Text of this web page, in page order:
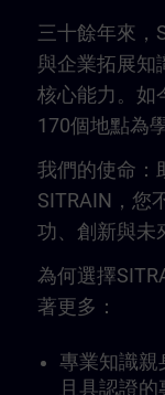
三十餘年來，
與企業拓展知
核心能力。如
170個地點為
我們的使命：
SITRAIN，您
功、創新與未
為何選擇
著更多：
專業知識親
且具認證